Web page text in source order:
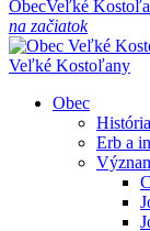
ObecVeľké
na začiatok
Veľké Kostoľany
Obec
Erb a